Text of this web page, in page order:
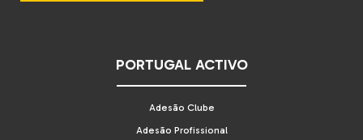
PORTUGAL ACTIVO
Adesão Clube
Adesão Profissional